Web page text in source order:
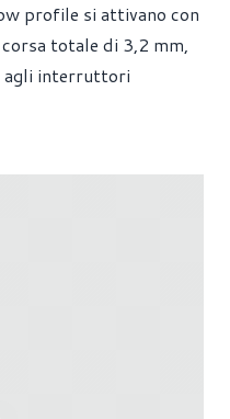
profile si attivano con
totale di 3,2 mm,
agli interruttori